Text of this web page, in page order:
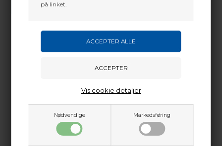
på linket.
Nødvendige Markedsføring
Vis cookie detaljer
martin@baldurs-archery.dk
+45 9718 3356
kontakt@baldurs-archery.dk
SEND SPØRGSMÅL